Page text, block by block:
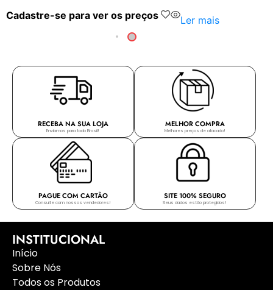
Cadastre-se para ver os preços Ler mais
RECEBA NA SUA LOJA
Enviamos para todo Brasil!
MELHOR COMPRA
Melhores preços de atacado!
PAGUE COM CARTÃO
Consulte com nossos vendedores!
SITE 100% SEGURO
Seus dados estão protegidos!
INSTITUCIONAL
Início
Sobre Nós
Todos os Produtos